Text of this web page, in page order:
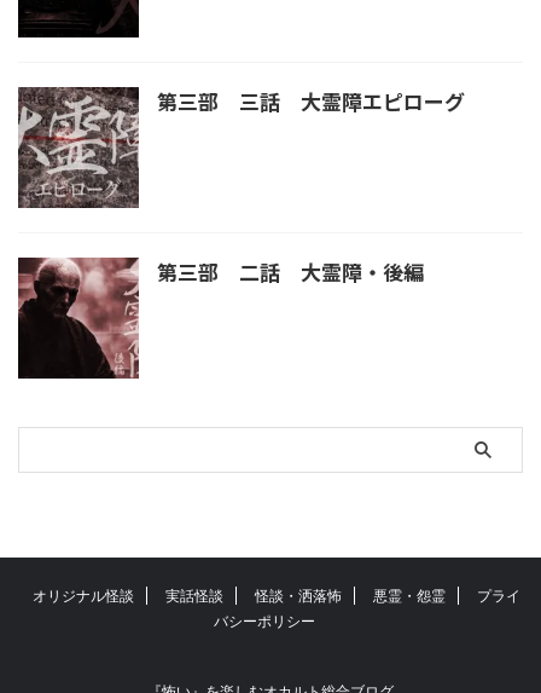
第三部 三話 大霊障エピローグ
第三部 二話 大霊障・後編
オリジナル怪談 実話怪談 怪談・洒落怖 悪霊・怨霊
プライ
バシーポリシー